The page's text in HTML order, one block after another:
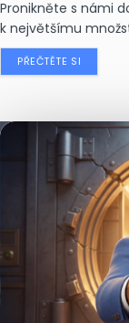
Pronikněte s námi
k největšímu
PŘEČTĚTE SI